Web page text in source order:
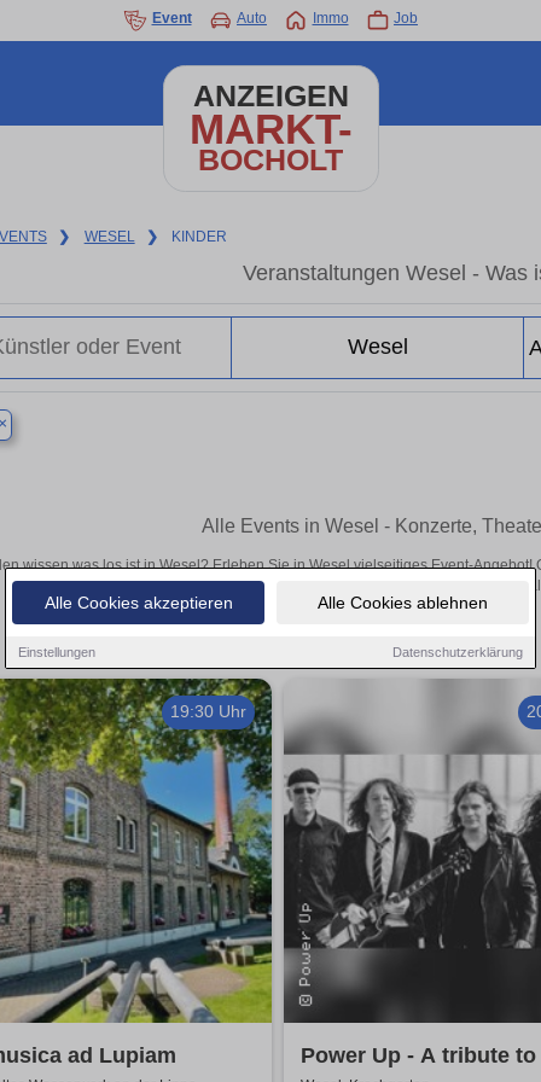
Alle Cookies akzeptieren Alle Cookies ablehnen
Einstellungen Datenschutzerklärung
Event Auto Immo Job
ANZEIGEN
MARKT-
BOCHOLT
❯ WESEL ❯ KINDER
Veranstaltungen Wesel - Was
×
Alle Events in Wesel - Konzerte,
wissen was los ist in Wesel? Erleben Sie in Wesel vielseitiges Event-
aufregende Veranstaltungen in Wesel – hier finden
19:30 Uhr
ad Lupiam Power Up - A tribute to